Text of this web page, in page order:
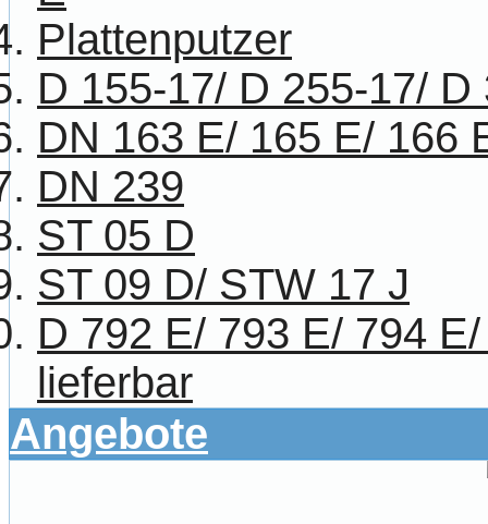
Plattenputzer
D 155-17/ D 255-17/ D
DN 163 E/ 165 E/ 166
DN 239
ST 05 D
ST 09 D/ STW 17 J
D 792 E/ 793 E/ 794
lieferbar
Angebote